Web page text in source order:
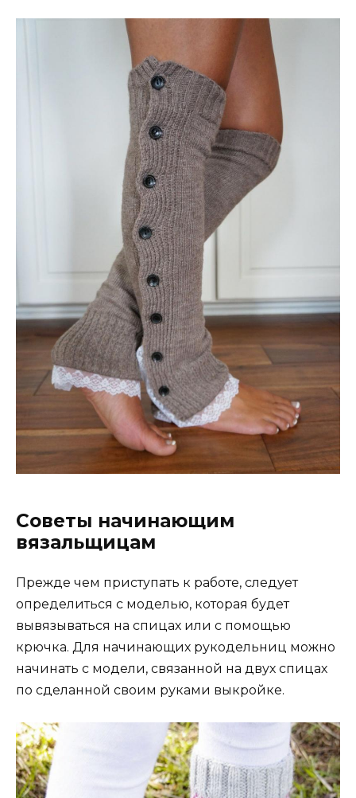
Советы начинающим
вязальщицам
Прежде чем приступать к работе, следует
определиться с моделью, которая будет
вывязываться на спицах или с помощью
крючка. Для начинающих рукодельниц можно
начинать с модели, связанной на двух спицах
по сделанной своим руками выкройке.